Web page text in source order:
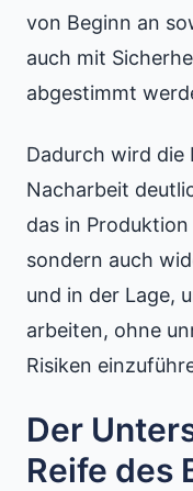
von Beginn an
auch mit
abgestimmt
Dadurch wird die
Nacharbeit
das in
sondern auch
und in der Lage,
arbeiten, ohne
Risiken
Der
Reife des